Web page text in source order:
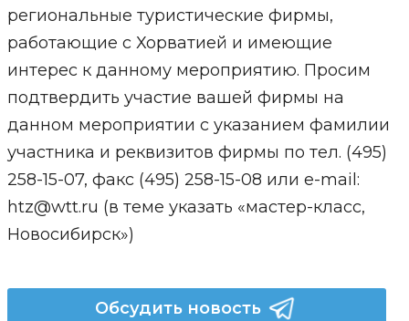
региональные туристические фирмы,
работающие с Хорватией и имеющие
интерес к данному мероприятию. Просим
подтвердить участие вашей фирмы на
данном мероприятии с указанием фамилии
участника и реквизитов фирмы по тел. (495)
258-15-07, факс (495) 258-15-08 или e-mail:
htz@wtt.ru (в теме указать «мастер-класс,
Новосибирск»)
Обсудить новость